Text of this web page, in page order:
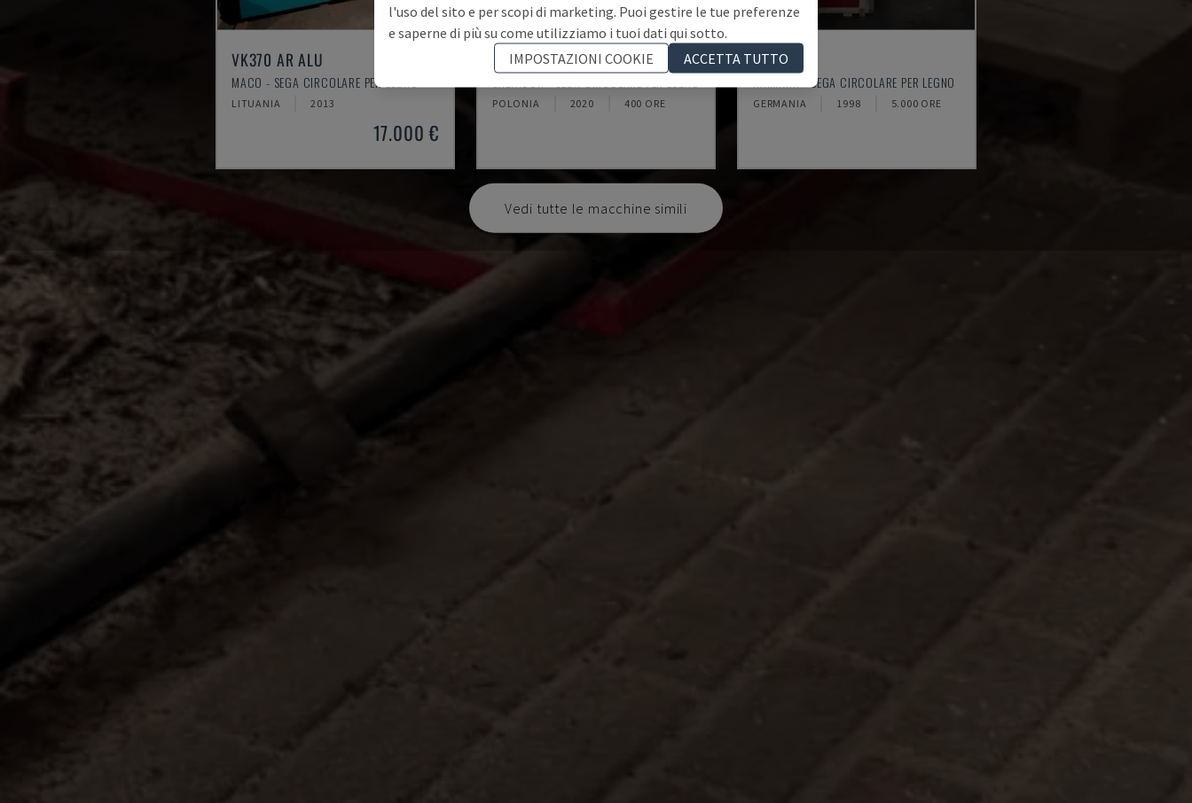
VK370 AR ALU
MACO - SEGA CIRCOLARE PER LEGNO
LITUANIA 2013
17.000 €
SUPER CUT 500
POLONIA 2020 400 ORE
KS 310
RAIMANN - SEGA CIRCOLARE PER LEGNO
GERMANIA 1998 5.000 ORE
Vedi tutte le macchine simili
l'uso del sito e per scopi di marketing. Puoi gestire le tue preferenze
e saperne di più su come utilizziamo i tuoi dati qui sotto.
IMPOSTAZIONI COOKIE
ACCETTA TUTTO